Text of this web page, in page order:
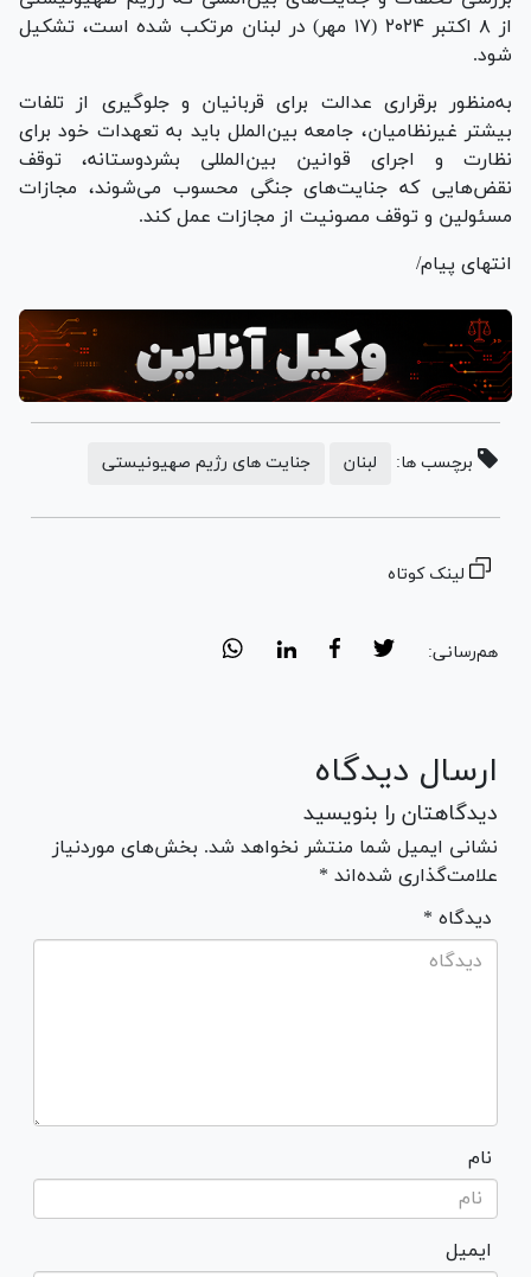
از ۸ اکتبر ۲۰۲۴ (۱۷ مهر) در لبنان مرتکب شده است، تشکیل
شود.
به‌منظور برقراری عدالت برای قربانیان و جلوگیری از تلفات
بیشتر غیرنظامیان، جامعه بین‌الملل باید به تعهدات خود برای
نظارت و اجرای قوانین بین‌المللی بشردوستانه، توقف
نقض‌هایی که جنایت‌های جنگی محسوب می‌شوند، مجازات
مسئولین و توقف مصونیت از مجازات عمل کند.
انتهای پیام/
برچسب ها: لبنان جنایت های رژیم صهیونیستی
لینک کوتاه
هم‌رسانی:
ارسال دیدگاه
دیدگاهتان را بنویسید
نشانی ایمیل شما منتشر نخواهد شد. بخش‌های موردنیاز
علامت‌گذاری شده‌اند *
* دیدگاه
نام
ایمیل